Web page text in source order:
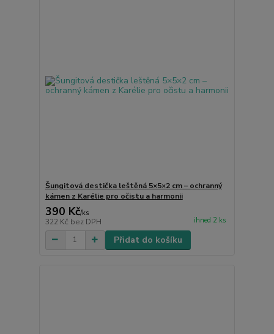
Šungitová destička leštěná 5×5×2 cm – ochranný
kámen z Karélie pro očistu a harmonii
390 Kč/ks
322 Kč bez DPH ihned 2 ks
Přidat do košíku